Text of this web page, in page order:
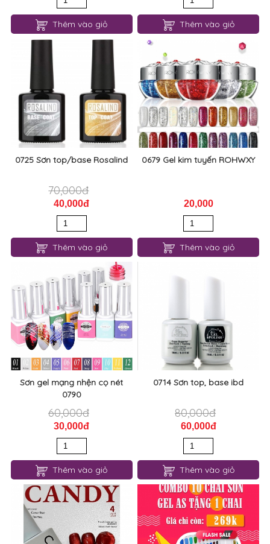
Thêm vào giỏ Thêm vào giỏ
0725 Sơn top/base Rosalind
70,000đ
40,000đ
Thêm vào giỏ
0679 Gel kim tuyến ROHWXY
20,000
Thêm vào giỏ
Sơn gel mạng nhện cọ nét
0790
60,000đ
30,000đ
Thêm vào giỏ
0714 Sơn top, base ibd
80,000đ
60,000đ
Thêm vào giỏ